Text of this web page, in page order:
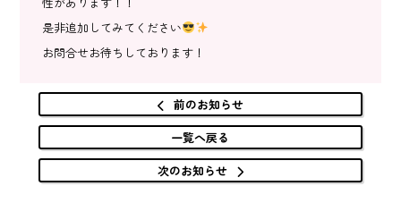
是非追加してみてください
お問合せお待ちしております！
前のお知らせ
一覧へ戻る
次のお知らせ